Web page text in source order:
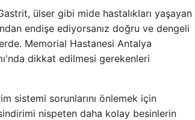
ülser gibi mide hastalıkları yaşayan
endişe ediyorsanız doğru ve dengeli
Memorial Hastanesi Antalya
dikkat edilmesi gerekenleri
sistemi sorunlarını önlemek için
nispeten daha kolay besinlerin